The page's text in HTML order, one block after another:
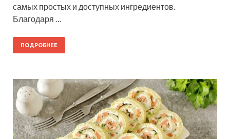
самых простых и доступных ингредиентов.
Благодаря …
ПОДРОБНЕЕ